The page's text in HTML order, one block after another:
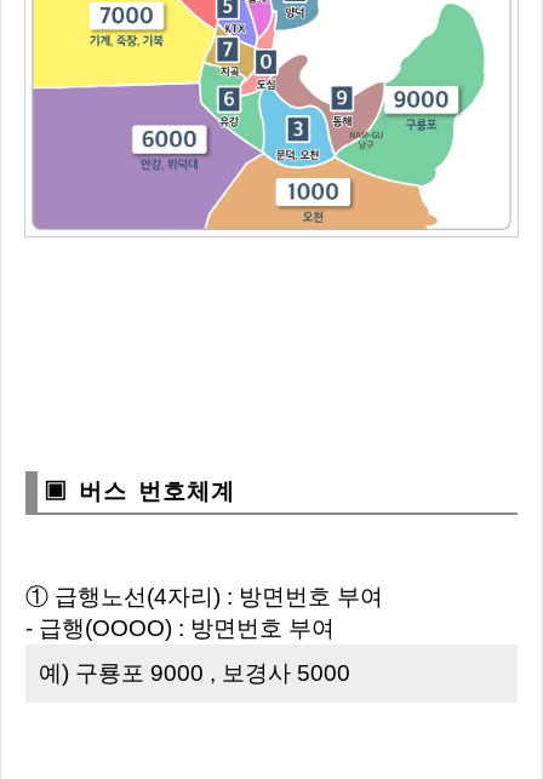
▣ 버스 번호체계
① 급행노선(4자리) : 방면번호 부여
- 급행(OOOO) : 방면번호 부여
예) 구룡포 9000 , 보경사 5000